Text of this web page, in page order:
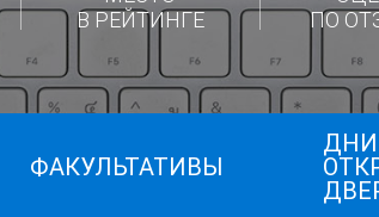
В РЕЙТИНГЕ
ПО
ФАКУЛЬТАТИВЫ
ДНИ